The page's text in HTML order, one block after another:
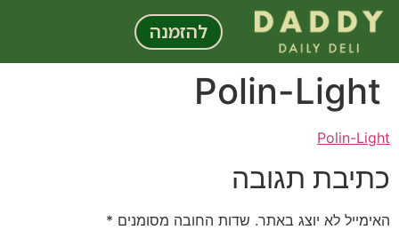
לתוכן
להזמנה
Polin-Light
Polin-Light
כתיבת תגובה
האימייל לא יוצג באתר. שדות החובה מסומנים *